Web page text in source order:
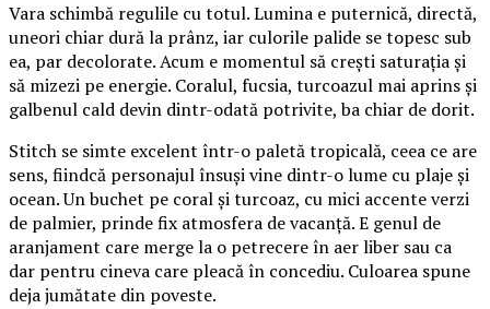
Vara schimbă regulile cu totul. Lumina e puternică, directă,
uneori chiar dură la prânz, iar culorile palide se topesc sub
ea, par decolorate. Acum e momentul să crești saturația și
să mizezi pe energie. Coralul, fucsia, turcoazul mai aprins și
galbenul cald devin dintr-odată potrivite, ba chiar de dorit.
Stitch se simte excelent într-o paletă tropicală, ceea ce are
sens, fiindcă personajul însuși vine dintr-o lume cu plaje și
ocean. Un buchet pe coral și turcoaz, cu mici accente verzi
de palmier, prinde fix atmosfera de vacanță. E genul de
aranjament care merge la o petrecere în aer liber sau ca
dar pentru cineva care pleacă în concediu. Culoarea spune
deja jumătate din poveste.